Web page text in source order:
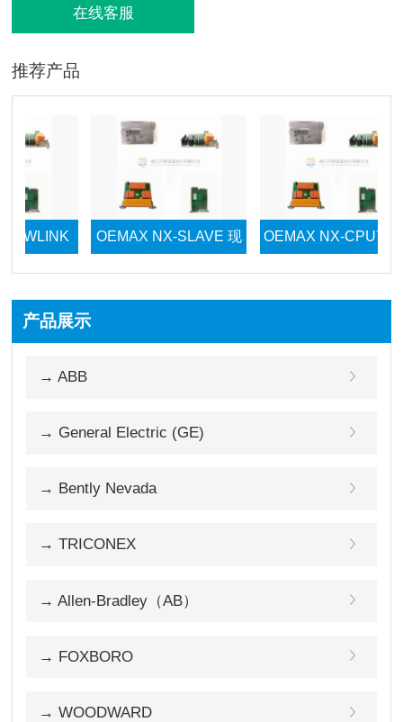
在线客服
推荐产品
OEMAX NX-SLAVE 现
货模块
OEMAX NX-CPU760C
现货模块
产品展示
→ ABB
→ General Electric (GE)
→ Bently Nevada
→ TRICONEX
→ Allen-Bradley（AB）
→ FOXBORO
→ WOODWARD